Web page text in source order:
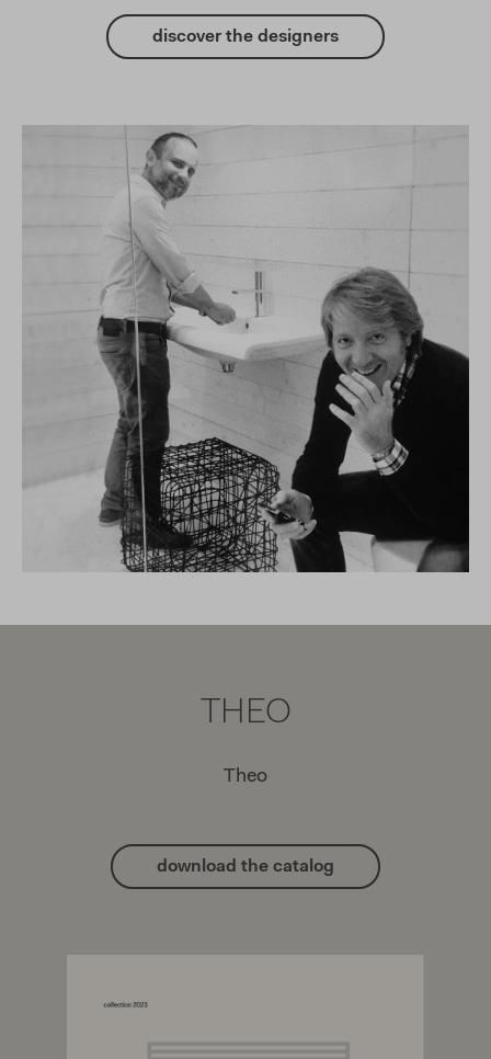
discover the designers
THEO
Theo
download the catalog